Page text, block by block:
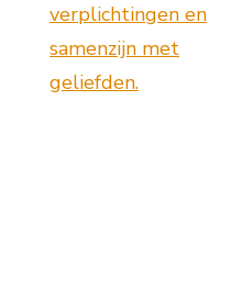
verplichtingen en
samenzijn met
geliefden.